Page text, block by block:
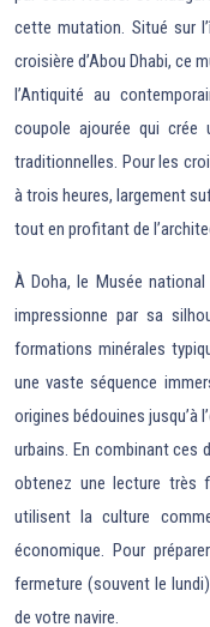
cette mutation. Situé sur
croisière d’Abou Dhabi, ce
l’Antiquité au
coupole ajourée qui crée
traditionnelles. Pour les
à trois heures, largement
tout en profitant de
À Doha, le Musée
impressionne par sa
formations minérales
une vaste séquence
origines bédouines jusqu’à
urbains. En combinant ces
obtenez une lecture très
utilisent la culture
économique. Pour
fermeture (souvent le
de votre navire.